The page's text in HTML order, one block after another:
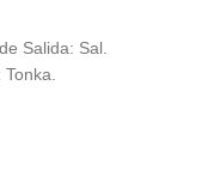
Salida: Sal.